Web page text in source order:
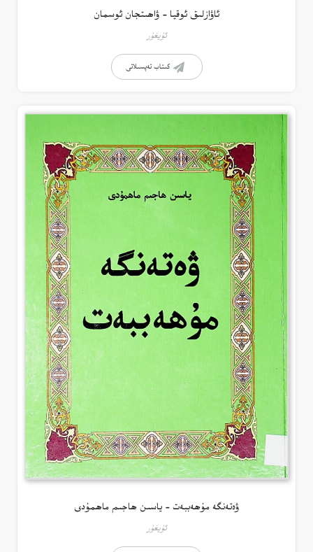
ئاۋازلىق ئوقيا – ۋاھىتجان ئوسمان
ئۇيغۇر
كىتاب تەپسىلاتى
ۋەتەنگە مۇھەببەت – ياسىن ھاجىم ماھمۇدى
ئۇيغۇر